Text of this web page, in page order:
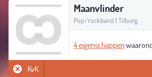
Maanvlinder
Pop/rockband | Tilburg
4 eigenschappen
KvK